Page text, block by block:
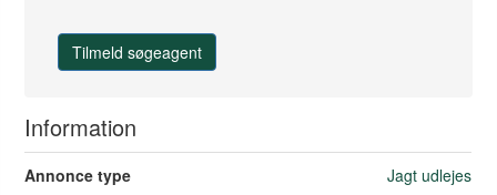
Tilmeld søgeagent
Information
Annonce type Jagt udlejes